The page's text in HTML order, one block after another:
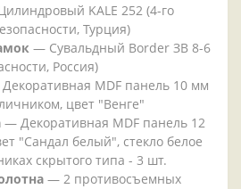
KALE 252 (4-го
Турция)
— Сувальдный Border ЗВ 8-6
Россия)
MDF панель 10 мм
цвет "Венге"
— Декоративная MDF панель 12
"Сандал белый", стекло белое
скрытого типа - 3 шт.
— 2 противосъемных